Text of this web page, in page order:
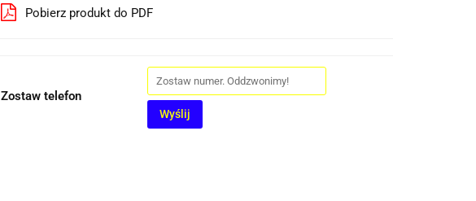
Pobierz produkt do PDF
Zostaw telefon
Wyślij